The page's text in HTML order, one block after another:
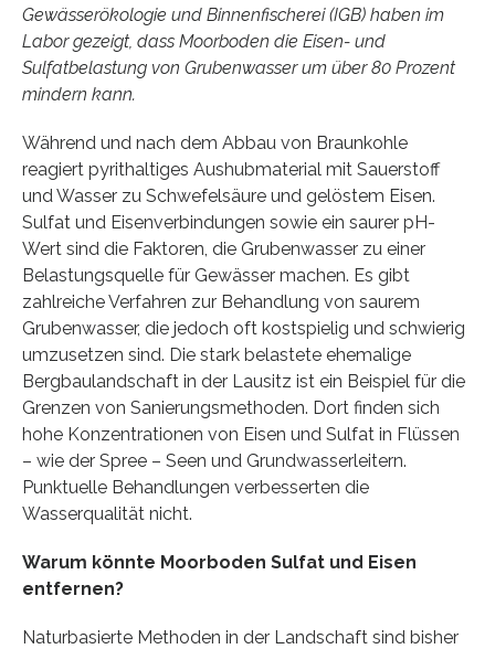
Gewässerökologie und Binnenfischerei (IGB) haben im
Labor gezeigt, dass Moorboden die Eisen- und
Sulfatbelastung von Grubenwasser um über 80 Prozent
mindern kann.
Während und nach dem Abbau von Braunkohle
reagiert pyrithaltiges Aushubmaterial mit Sauerstoff
und Wasser zu Schwefelsäure und gelöstem Eisen.
Sulfat und Eisenverbindungen sowie ein saurer pH-
Wert sind die Faktoren, die Grubenwasser zu einer
Belastungsquelle für Gewässer machen. Es gibt
zahlreiche Verfahren zur Behandlung von saurem
Grubenwasser, die jedoch oft kostspielig und schwierig
umzusetzen sind. Die stark belastete ehemalige
Bergbaulandschaft in der Lausitz ist ein Beispiel für die
Grenzen von Sanierungsmethoden. Dort finden sich
hohe Konzentrationen von Eisen und Sulfat in Flüssen
– wie der Spree – Seen und Grundwasserleitern.
Punktuelle Behandlungen verbesserten die
Wasserqualität nicht.
Warum könnte Moorboden Sulfat und Eisen
entfernen?
Naturbasierte Methoden in der Landschaft sind bisher